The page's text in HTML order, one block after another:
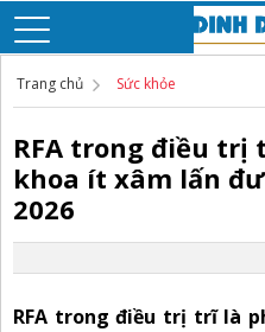
Trang chủ Sức khỏe
RFA trong điều trị
khoa ít xâm lấn
2026
RFA trong điều trị trĩ là